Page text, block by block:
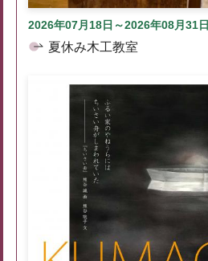
2026年07月18日～2026年08月31日
夏休み木工教室